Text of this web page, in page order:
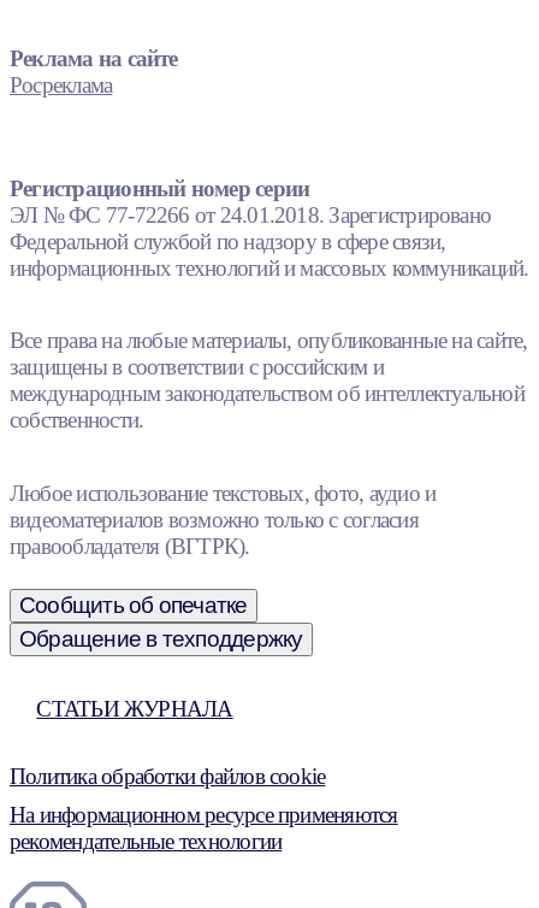
Реклама на сайте
Росреклама
Регистрационный номер серии
ЭЛ № ФС 77-72266 от 24.01.2018. Зарегистрировано
Федеральной службой по надзору в сфере связи,
информационных технологий и массовых коммуникаций.
Все права на любые материалы, опубликованные на сайте,
защищены в соответствии с российским и
международным законодательством об интеллектуальной
собственности.
Любое использование текстовых, фото, аудио и
видеоматериалов возможно только с согласия
правообладателя (ВГТРК).
Сообщить об опечатке
Обращение в техподдержку
СТАТЬИ ЖУРНАЛА
Политика обработки файлов cookie
На информационном ресурсе применяются
рекомендательные технологии